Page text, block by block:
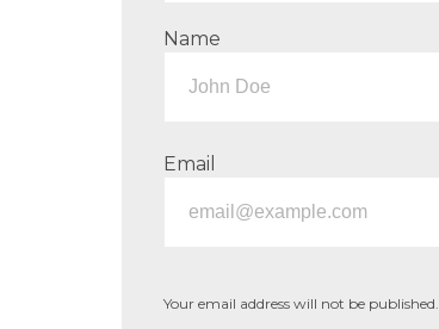
Name
Email
Your email address will not be published.